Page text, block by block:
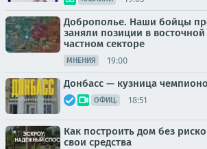
Доброполье. Наши бойцы
заняли позиции в восточной
частном секторе
МНЕНИЯ 19:00
Донбасс — кузница
ОФИЦ. 18:51
Как построить дом без
свои средства